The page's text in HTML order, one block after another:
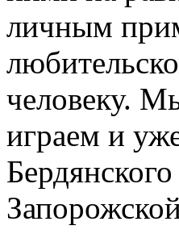
личным
человеку.
играем и